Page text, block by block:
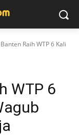
Raih WTP 6 Kali
WTP 6